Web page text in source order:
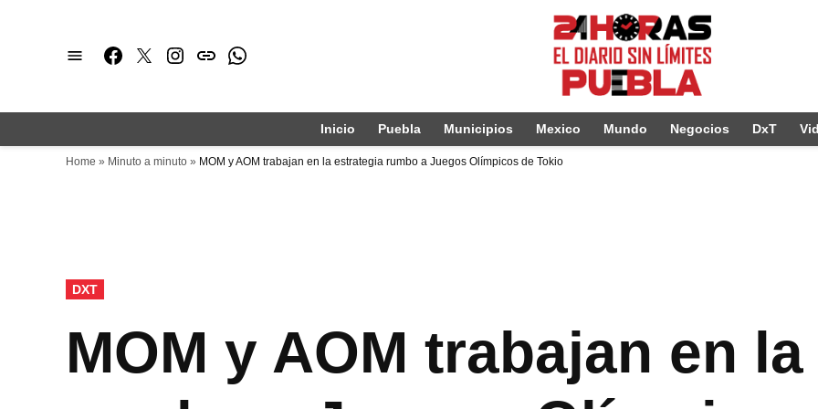
Facebook
TwitterInstagram
issuuWhatsapp
Inicio Puebla Municipios Mexico Mundo Negocios DxT
Home » Minuto a minuto » MOM y AOM trabajan en la estrategia rumbo a Juegos Olímpicos de Tokio
PUBLICADO
EN
DXT
MOM y AOM trabajan en